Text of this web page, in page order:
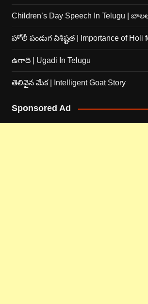
Children’s Day Speech In Telugu |
హోలీ పండుగ విశిష్టత | Importance of Holi
ఉగాది | Ugadi In Telugu
తెలివైన మేక | Intelligent Goat Story
Sponsored Ad